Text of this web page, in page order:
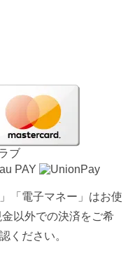
「電子マネー」はお使
以外での決済をご希
ください。